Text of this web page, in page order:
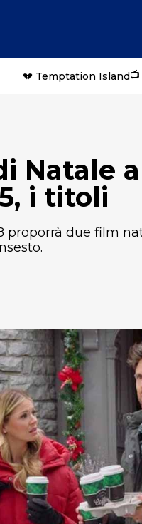
💔 Temptation Island
Natale
i titoli
proporrà due film